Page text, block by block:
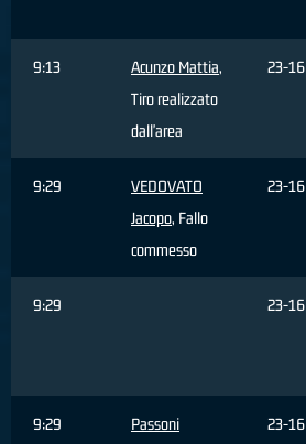
9:13 Acunzo Mattia,
Tiro realizzato
dall'area
23-16
9:29
VEDOVATO
Jacopo, Fallo
commesso
23-16
9:29 23-16
9:29
Passoni
23-16